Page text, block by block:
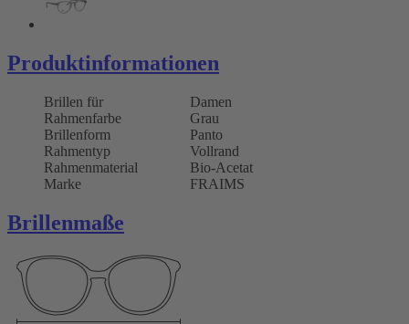
Produktinformationen
Brillen für
Damen
Rahmenfarbe
Grau
Brillenform
Panto
Rahmentyp
Vollrand
Rahmenmaterial
Bio-Acetat
Marke
FRAIMS
Brillenmaße